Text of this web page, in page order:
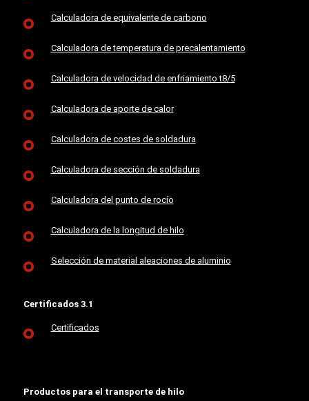
Calculadora de equivalente de carbono
Calculadora de temperatura de precalentamiento
Calculadora de velocidad de enfriamiento t8/5
Calculadora de aporte de calor
Calculadora de costes de soldadura
Calculadora de sección de soldadura
Calculadora del punto de rocío
Calculadora de la longitud de hilo
Selección de material aleaciones de aluminio
Certificados 3.1
Certificados
Productos para el transporte de hilo